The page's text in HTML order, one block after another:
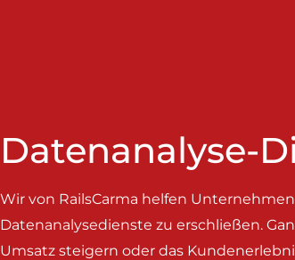
Datenanalyse-
Wir von RailsCarma helfen
Datenanalysedienste zu erschließen.
Umsatz steigern oder das